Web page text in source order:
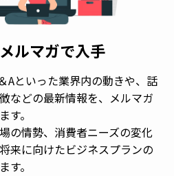
ルマガで入手
Aといった業界内の動きや、話
などの最新情報を、メルマガ
す。
の情勢、消費者ニーズの変化
来に向けたビジネスプランの
す。